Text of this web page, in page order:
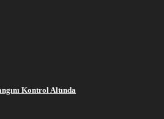
Kontrol Altında